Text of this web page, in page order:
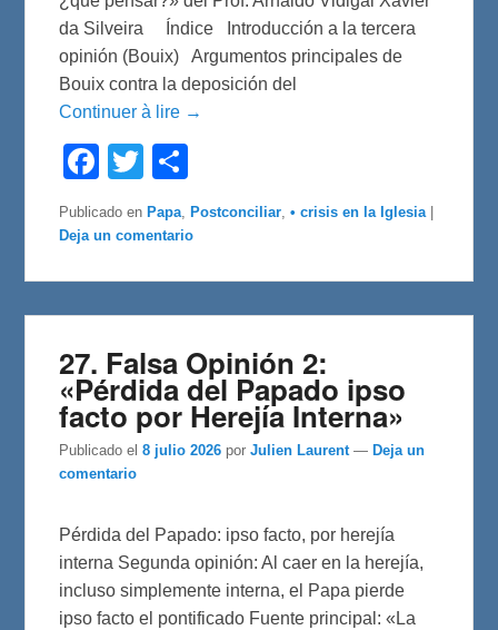
da Silveira Índice Introducción a la tercera
opinión (Bouix) Argumentos principales de
Bouix contra la deposición del
Continuer à lire →
F
e
b
o
k
T
t
t
e
p
a
r
i
Publicado en Papa ,Postconciliar ,• crisis en la Iglesia |
Deja un comentario
27. Falsa Opinión 2:
«Pérdida del Papado ipso
facto por Herejía Interna»
Publicado el 8 julio 2026 porJulien Laurent —Deja un
comentario
Pérdida del Papado: ipso facto, por herejía
interna Segunda opinión: Al caer en la herejía,
incluso simplemente interna, el Papa pierde
ipso facto el pontificado Fuente principal: «La